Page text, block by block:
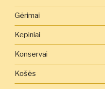
Gėrimai
Kepiniai
Konservai
Košės